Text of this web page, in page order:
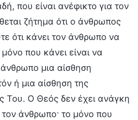
που είναι ανέφικτο για τον
ζήτημα ότι ο άνθρωπος
ότι κάνει τον άνθρωπο να
που κάνει είναι να
μια αίσθηση
ή μια αίσθηση της
Του. Ο Θεός δεν έχει ανάγκη
άνθρωπο· το μόνο που